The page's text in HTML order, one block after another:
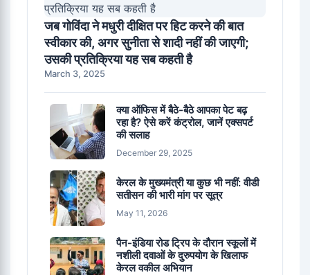
जब गोविंदा ने मधुरी दीक्षित पर हिट करने की बात
स्वीकार की, अगर सुनीता से शादी नहीं की जाएगी;
उसकी प्रतिक्रिया यह सब कहती है
March 3, 2025
क्या ऑफिस में बैठे-बैठे आपका पेट बढ़
रहा है? ऐसे करें कंट्रोल, जानें एक्सपर्ट
की सलाह
December 29, 2025
केरल के मुख्यमंत्री या कुछ भी नहीं: वीडी
सतीसन की भारी मांग पर सूत्र
May 11, 2026
पैन-इंडिया रोड ट्रिप के दौरान स्कूलों में
नशीली दवाओं के दुरुपयोग के खिलाफ
केरल वकील अभियान